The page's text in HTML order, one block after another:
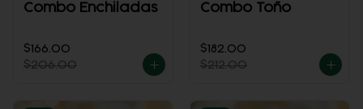
Combo Enchiladas
$166.00
$206.00
Combo Toño
$182.00
$212.00